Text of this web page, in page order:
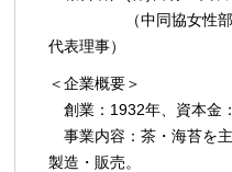
（中同協女性部連
代表理事）
＜企業概要＞
創業：1932年、資本金
事業内容：茶・海苔を
製造・販売。